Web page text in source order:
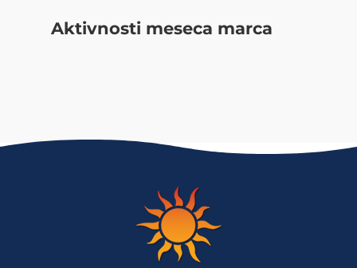
Aktivnosti meseca marca